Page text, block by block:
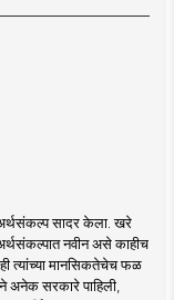
अर्थसंकल्प सादर केला. खरे
नवीन असे काहीच
त्यांच्या मानसिकतेचेच फळ
अनेक सरकारे पाहिली,